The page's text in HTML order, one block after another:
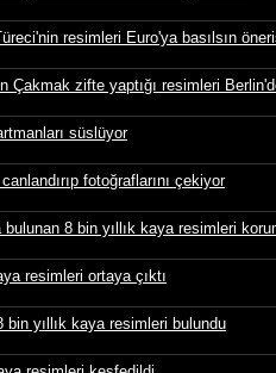
resimleri Euro'ya basılsın
Çakmak zifte yaptığı resimleri
süslüyor
fotoğraflarını çekiyor
bulunan 8 bin yıllık kaya resimleri
resimleri ortaya çıktı
bin yıllık kaya resimleri bulundu